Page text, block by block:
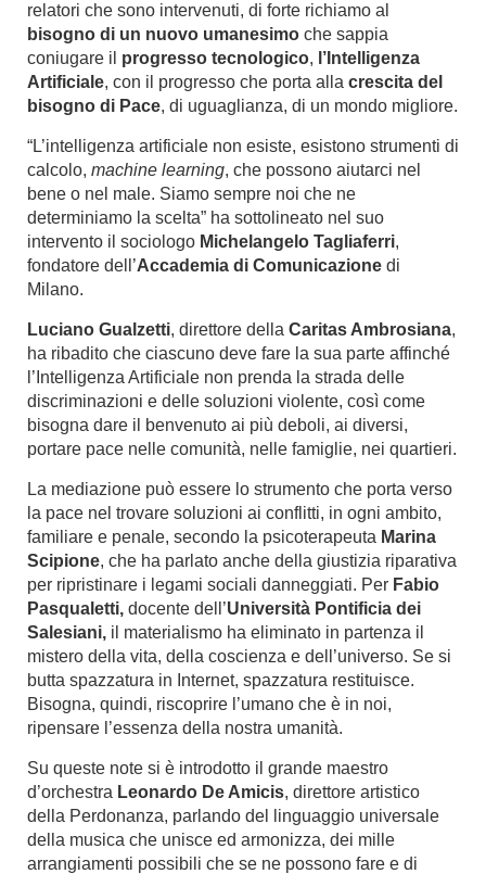
relatori che sono intervenuti, di forte richiamo al
bisogno di un nuovo umanesimo che sappia
coniugare il progresso tecnologico, l’Intelligenza
Artificiale, con il progresso che porta alla crescita del
bisogno di Pace, di uguaglianza, di un mondo migliore.
“L’intelligenza artificiale non esiste, esistono strumenti di
calcolo, machine learning, che possono aiutarci nel
bene o nel male. Siamo sempre noi che ne
determiniamo la scelta” ha sottolineato nel suo
intervento il sociologo Michelangelo Tagliaferri,
fondatore dell’Accademia di Comunicazione di
Milano.
Luciano Gualzetti, direttore della Caritas Ambrosiana,
ha ribadito che ciascuno deve fare la sua parte affinché
l’Intelligenza Artificiale non prenda la strada delle
discriminazioni e delle soluzioni violente, così come
bisogna dare il benvenuto ai più deboli, ai diversi,
portare pace nelle comunità, nelle famiglie, nei quartieri.
La mediazione può essere lo strumento che porta verso
la pace nel trovare soluzioni ai conflitti, in ogni ambito,
familiare e penale, secondo la psicoterapeuta Marina
Scipione, che ha parlato anche della giustizia riparativa
per ripristinare i legami sociali danneggiati. Per Fabio
Pasqualetti, docente dell’Università Pontificia dei
Salesiani, il materialismo ha eliminato in partenza il
mistero della vita, della coscienza e dell’universo. Se si
butta spazzatura in Internet, spazzatura restituisce.
Bisogna, quindi, riscoprire l’umano che è in noi,
ripensare l’essenza della nostra umanità.
Su queste note si è introdotto il grande maestro
d’orchestra Leonardo De Amicis, direttore artistico
della Perdonanza, parlando del linguaggio universale
della musica che unisce ed armonizza, dei mille
arrangiamenti possibili che se ne possono fare e di